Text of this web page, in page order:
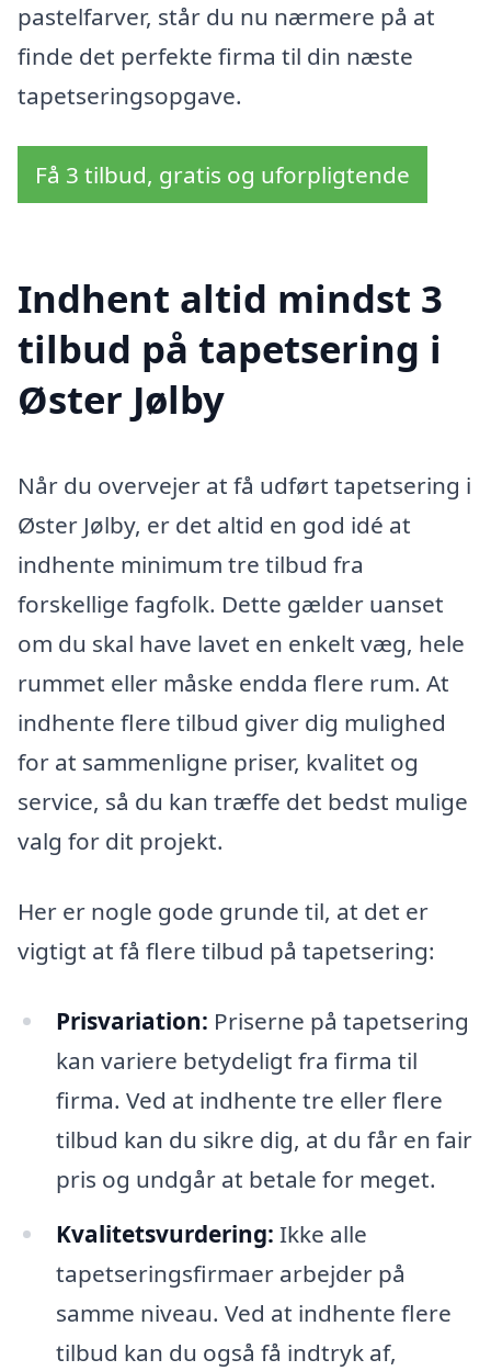
pastelfarver, står du nu nærmere på at
finde det perfekte firma til din næste
tapetseringsopgave.
Få 3 tilbud, gratis og uforpligtende
Indhent altid mindst 3
tilbud på tapetsering i
Øster Jølby
Når du overvejer at få udført tapetsering i
Øster Jølby, er det altid en god idé at
indhente minimum tre tilbud fra
forskellige fagfolk. Dette gælder uanset
om du skal have lavet en enkelt væg, hele
rummet eller måske endda flere rum. At
indhente flere tilbud giver dig mulighed
for at sammenligne priser, kvalitet og
service, så du kan træffe det bedst mulige
valg for dit projekt.
Her er nogle gode grunde til, at det er
vigtigt at få flere tilbud på tapetsering:
Prisvariation: Priserne på tapetsering
kan variere betydeligt fra firma til
firma. Ved at indhente tre eller flere
tilbud kan du sikre dig, at du får en fair
pris og undgår at betale for meget.
Kvalitetsvurdering: Ikke alle
tapetseringsfirmaer arbejder på
samme niveau. Ved at indhente flere
tilbud kan du også få indtryk af,